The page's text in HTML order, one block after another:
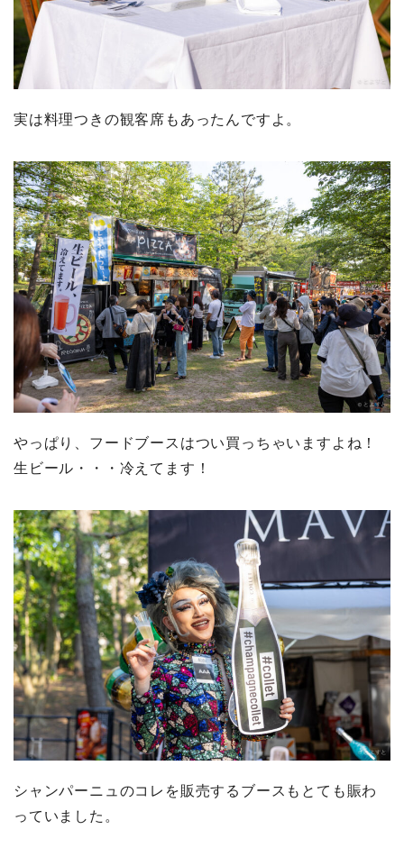
実は料理つきの観客席もあったんですよ。
やっぱり、フードブースはつい買っちゃいますよね！
生ビール・・・冷えてます！
シャンパーニュのコレを販売するブースもとても賑わ
っていました。